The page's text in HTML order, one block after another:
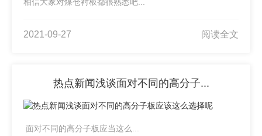
相信大家对煤仓衬板都很熟悉吧...
2021-09-27 阅读全文
热点新闻浅谈面对不同的高分子...
面对不同的高分子板应当这么...